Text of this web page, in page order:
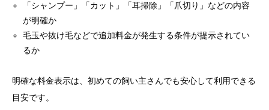
「シャンプー」「カット」「耳掃除」「爪切り」などの内容
が明確か
毛玉や抜け毛などで追加料金が発生する条件が提示されてい
るか
明確な料金表示は、初めての飼い主さんでも安心して利用できる
目安です。